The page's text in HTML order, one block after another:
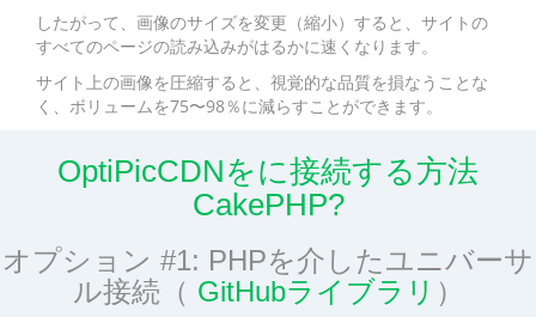
したがって、画像のサイズを変更（縮小）すると、サイトの
すべてのページの読み込みがはるかに速くなります。
サイト上の画像を圧縮すると、視覚的な品質を損なうことな
く、ボリュームを75〜98％に減らすことができます。
OptiPicCDNをに接続する方法
CakePHP?
オプション #1: PHPを介したユニバーサ
ル接続（ GitHubライブラリ ）